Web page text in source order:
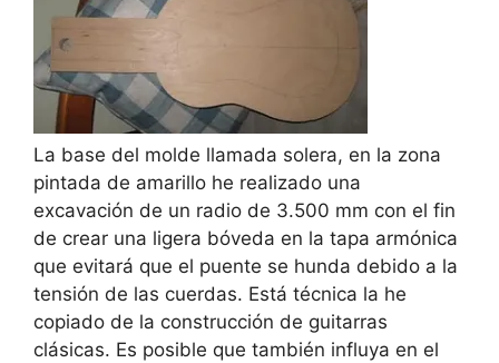
La base del molde llamada solera, en la zona
pintada de amarillo he realizado una
excavación de un radio de 3.500 mm con el fin
de crear una ligera bóveda en la tapa armónica
que evitará que el puente se hunda debido a la
tensión de las cuerdas. Está técnica la he
copiado de la construcción de guitarras
clásicas. Es posible que también influya en el